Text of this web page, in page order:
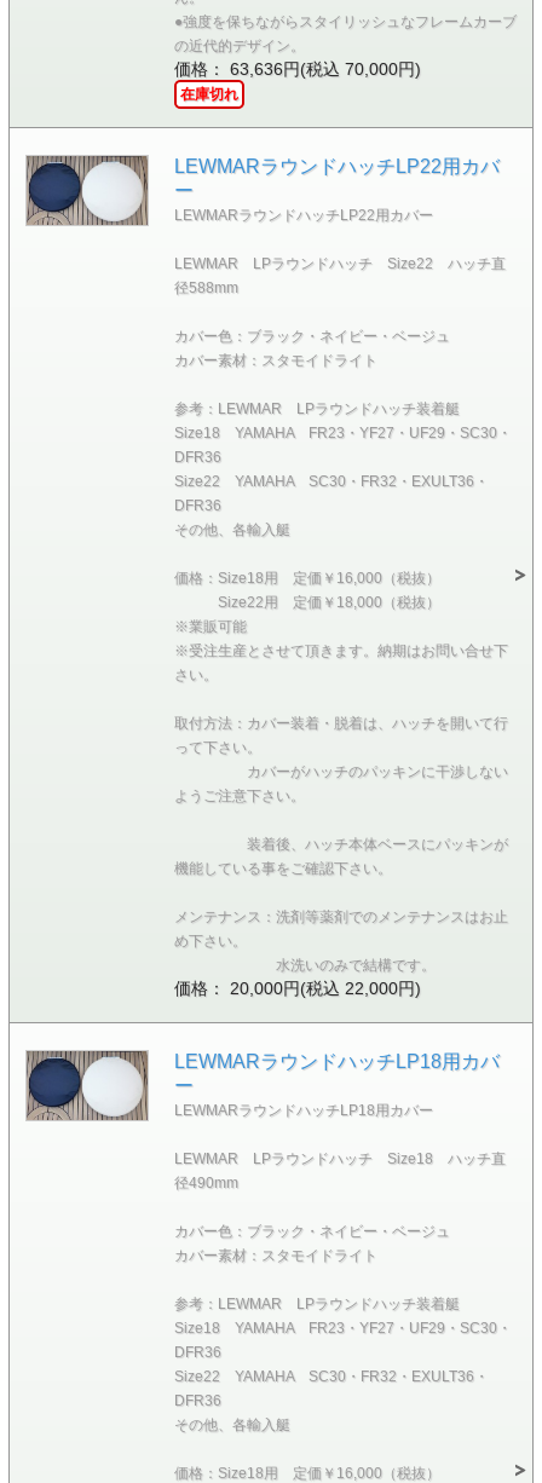
●強度を保ちながらスタイリッシュなフレームカーブ
の近代的デザイン。
価格： 63,636円(税込 70,000円)
在庫切れ
LEWMARラウンドハッチLP22用カバ
ー
LEWMARラウンドハッチLP22用カバー
LEWMAR LPラウンドハッチ Size22 ハッチ直
径588mm
カバー色：ブラック・ネイビー・ベージュ
カバー素材：スタモイドライト
参考：LEWMAR LPラウンドハッチ装着艇
Size18 YAMAHA FR23・YF27・UF29・SC30・
DFR36
Size22 YAMAHA SC30・FR32・EXULT36・
DFR36
その他、各輸入艇
価格：Size18用 定価￥16,000（税抜）
Size22用 定価￥18,000（税抜）
※業販可能
※受注生産とさせて頂きます。納期はお問い合せ下
さい。
取付方法：カバー装着・脱着は、ハッチを開いて行
って下さい。
カバーがハッチのパッキンに干渉しない
ようご注意下さい。
装着後、ハッチ本体ベースにパッキンが
機能している事をご確認下さい。
メンテナンス：洗剤等薬剤でのメンテナンスはお止
め下さい。
水洗いのみで結構です。
価格： 20,000円(税込 22,000円)
LEWMARラウンドハッチLP18用カバ
ー
LEWMARラウンドハッチLP18用カバー
LEWMAR LPラウンドハッチ Size18 ハッチ直
径490mm
カバー色：ブラック・ネイビー・ベージュ
カバー素材：スタモイドライト
参考：LEWMAR LPラウンドハッチ装着艇
Size18 YAMAHA FR23・YF27・UF29・SC30・
DFR36
Size22 YAMAHA SC30・FR32・EXULT36・
DFR36
その他、各輸入艇
価格：Size18用 定価￥16,000（税抜）